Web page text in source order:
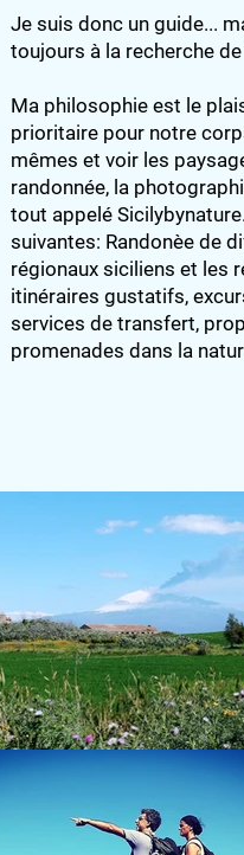
Je suis donc un guide...
toujours à la recherche
Ma philosophie est le
prioritaire pour notre
mêmes et voir les
randonnée, la
tout appelé
suivantes: Randonèe de
régionaux siciliens et les
itinéraires gustatifs,
services de transfert,
promenades dans la